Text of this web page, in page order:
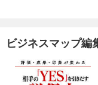
ビジネスマップ